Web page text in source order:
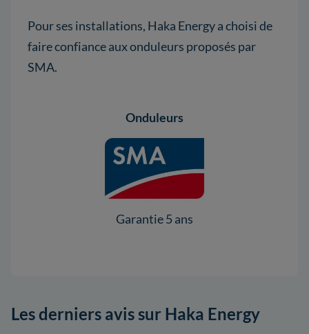
Pour ses installations, Haka Energy a choisi de
faire confiance aux onduleurs proposés par
SMA.
Onduleurs
Garantie 5 ans
Les derniers avis sur Haka Energy